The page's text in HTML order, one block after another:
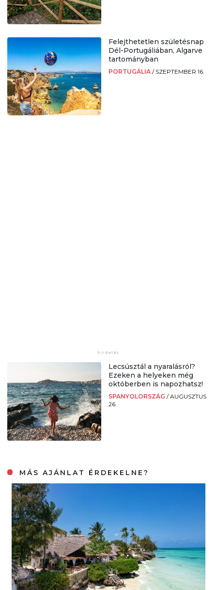
Felejthetetlen születésnap
Dél-Portugáliában, Algarve
tartományban
PORTUGÁLIA / SZEPTEMBER 16.
Lecsúsztál a nyaralásról?
Ezeken a helyeken még
októberben is napozhatsz!
SPANYOLORSZÁG /AUGUSZTUS
26.
MÁS AJÁNLAT ÉRDEKELNE?